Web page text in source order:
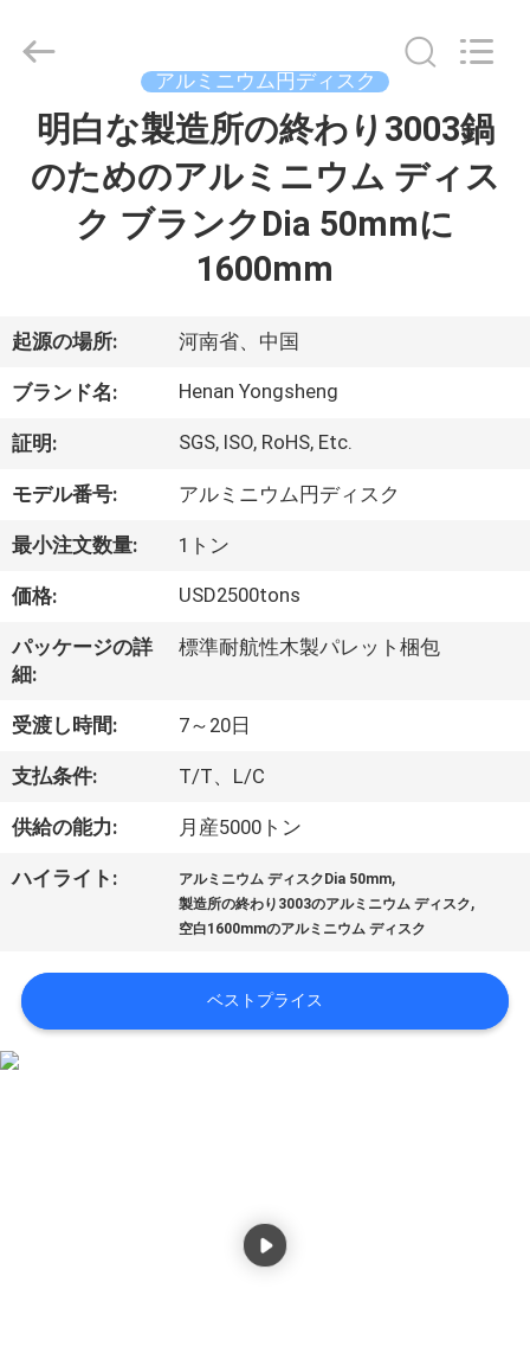
ク
ト
私
達
に
い
て
場
旅
品
質
2021
Aluminum
Industry
Rights
アルミニウム円ディスク
明白な製造所の終わり3003鍋
のためのアルミニウム ディス
ク ブランクDia 50mmに
1600mm
起源の場所: 河南省、中国
ブランド名: Henan Yongsheng
証明: SGS, ISO, RoHS, Etc.
モデル番号: アルミニウム円ディスク
最小注文数量: 1トン
価格: USD2500tons
パッケージの詳
細:
標準耐航性木製パレット梱包
受渡し時間: 7～20日
支払条件: T/T、L/C
供給の能力: 月産5000トン
ハイライト: アルミニウム ディスクDia 50mm,
製造所の終わり3003のアルミニウム ディスク,
空白1600mmのアルミニウム ディスク
ベストプライス